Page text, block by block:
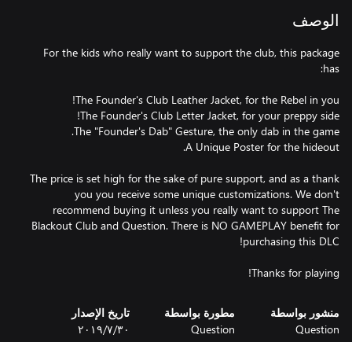
الوصف
For the kids who really want to support the club, this package
The price is set high for the sake of pure support, and as a thank
you you receive some unique customizations. We don't
recommend buying it unless you really want to support The
Blackout Club and Question. There is NO GAMEPLAY benefit for
Thanks for playing!
منشور بواسطة
Question
مطورة بواسطة
Question
تاريخ الإصدار
٣٠‏/٧‏/٢٠١٩